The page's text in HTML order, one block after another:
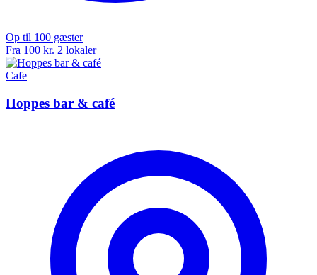
Op til 100 gæster
Fra 100 kr. 2 lokaler
Cafe
Hoppes bar & café